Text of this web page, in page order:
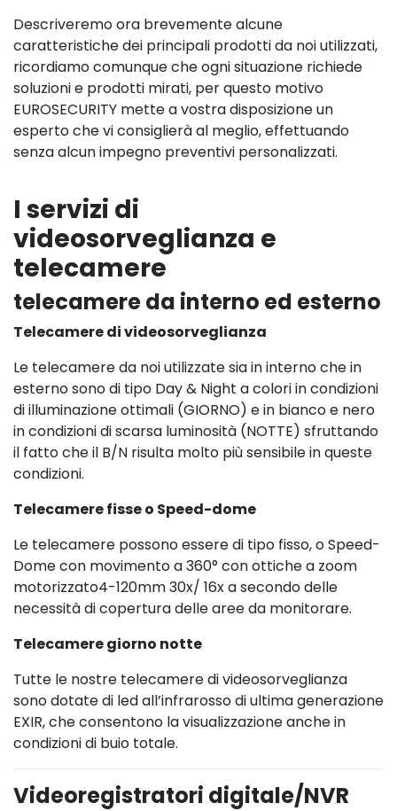
Descriveremo ora brevemente alcune
caratteristiche dei principali prodotti da noi utilizzati,
ricordiamo comunque che ogni situazione richiede
soluzioni e prodotti mirati, per questo motivo
EUROSECURITY mette a vostra disposizione un
esperto che vi consiglierà al meglio, effettuando
senza alcun impegno preventivi personalizzati.
I servizi di
videosorveglianza e
telecamere
telecamere da interno ed esterno
Telecamere di videosorveglianza
Le telecamere da noi utilizzate sia in interno che in
esterno sono di tipo Day & Night a colori in condizioni
di illuminazione ottimali (GIORNO) e in bianco e nero
in condizioni di scarsa luminosità (NOTTE) sfruttando
il fatto che il B/N risulta molto più sensibile in queste
condizioni.
Telecamere fisse o Speed-dome
Le telecamere possono essere di tipo fisso, o Speed-
Dome con movimento a 360° con ottiche a zoom
motorizzato4-120mm 30x/ 16x a secondo delle
necessità di copertura delle aree da monitorare.
Telecamere giorno notte
Tutte le nostre telecamere di videosorveglianza
sono dotate di led all’infrarosso di ultima generazione
EXIR, che consentono la visualizzazione anche in
condizioni di buio totale.
Videoregistratori digitale/NVR